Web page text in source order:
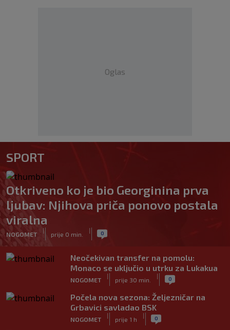
Oglas
SPORT
Otkriveno ko je bio Georginina prva
ljubav: Njihova priča ponovo postala
viralna
NOGOMET
|
prije 0 min.
| 0
Neočekivan transfer na pomolu:
Monaco se uključio u utrku za Lukakua
NOGOMET
|
prije 30 min.
| 0
Počela nova sezona: Željezničar na
Grbavici savladao BSK
NOGOMET
|
prije 1 h
| 0